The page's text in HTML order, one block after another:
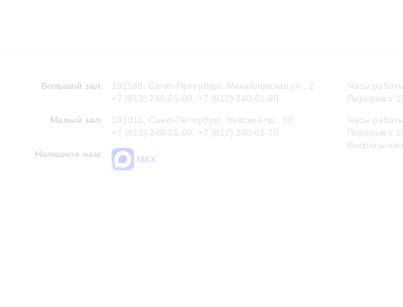
Большой зал:
191186, Санкт-Петербург, Михайловская ул., 2
+7 (812) 240-01-00, +7 (812) 240-01-80
Малый зал:
191011, Санкт-Петербург, Невский пр., 30
+7 (812) 240-01-00, +7 (812) 240-01-70
Напишите нам:
MAX
Часы
Перерыв с
Часы
Перерыв с
Вопросы